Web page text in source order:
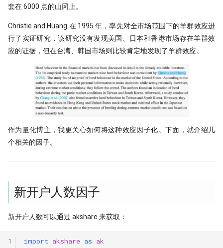
PDF is all you need(3)
虎口夺食：量化交易中高频率、低风
险策略的诱惑与陷阱
前视偏差 - 看似明白，实则糊涂
2024已过一半，千禧年发布了这道脑
一个散户自学量化的 20 个月
强化学习 vs 监督学习：AI炒股的两
关于昨天应该涨多少这件事，
Tushare 和 东财还没商量好
带你读论文：PCA、离散小波和
XGBoost构建交易策略
谁压垮了这个基站？用XGBoost如何
[1020] QuanTide Weekly
[1103] QuanTide Weekly
普校逆袭天花板 进化论王一平：有
逻辑的量化
该开始装Skills了
量化人如何用好Jupyter环境？
量化人如何用好 Jupyter？（二）
Pandas连续涨停统计
存了50TB！pyarrow + parquet
xtquant 中的板块数据
量化数据免费方案之 QMT
原作者失联8个月，我们接手维护后
他突然回来了
Quantstats Reloaded
档
20 - Pandas应用案例[3]
套在 6000 点的山冈上。
Christie and Huang 在 1995 年，率先对全市场范围下的羊群效应进
行了实证研究，该研究没有发现美国、日本和香港市场存在羊群效
应的证据，但在台湾、韩国市场则比较肯定地发现了羊群效应。
作为量化博主，我更关心如何将这种效应因子化。下面，就介绍几
个相关的因子。
新开户人数因子
新开户人数可以通过 akshare 来获取：
1
import akshare as ak